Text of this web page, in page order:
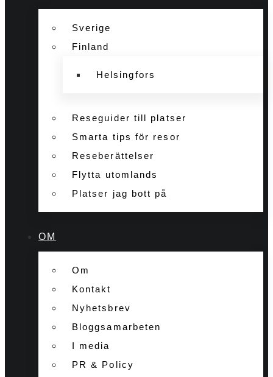
Sverige
Finland
Helsingfors
Reseguider till platser
Smarta tips för resor
Reseberättelser
Flytta utomlands
Platser jag bott på
OM
Om
Kontakt
Nyhetsbrev
Bloggsamarbeten
I media
PR & Policy